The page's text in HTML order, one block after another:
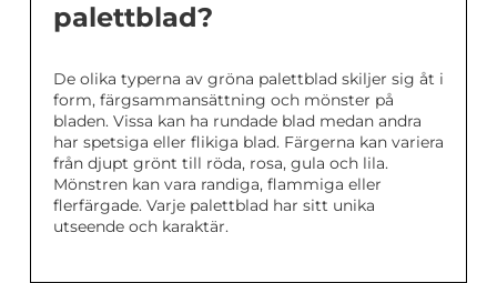
palettblad?
De olika typerna av gröna palettblad skiljer sig åt i
form, färgsammansättning och mönster på
bladen. Vissa kan ha rundade blad medan andra
har spetsiga eller flikiga blad. Färgerna kan variera
från djupt grönt till röda, rosa, gula och lila.
Mönstren kan vara randiga, flammiga eller
flerfärgade. Varje palettblad har sitt unika
utseende och karaktär.